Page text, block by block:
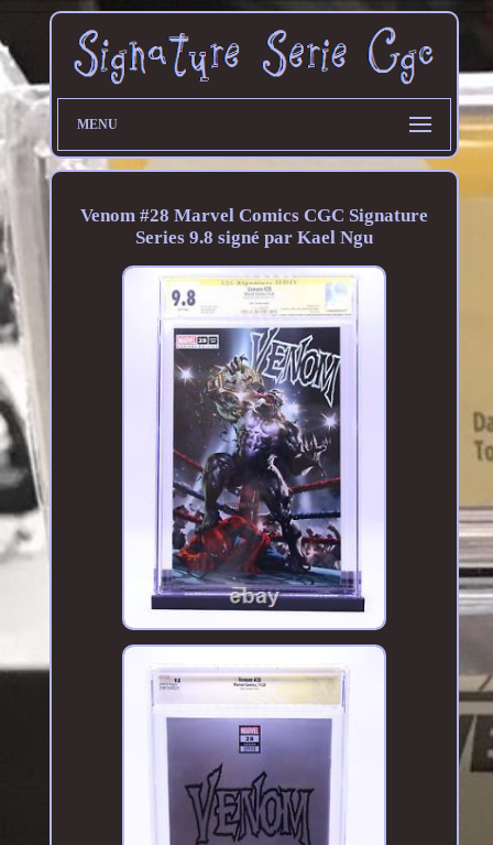
MENU
Venom #28 Marvel Comics CGC Signature
Series 9.8 signé par Kael Ngu